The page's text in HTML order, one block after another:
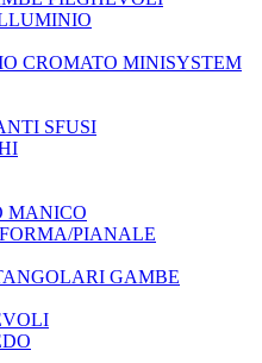
CROMATO MINISYSTEM
SFUSI
MANICO
PIANALE
GAMBE